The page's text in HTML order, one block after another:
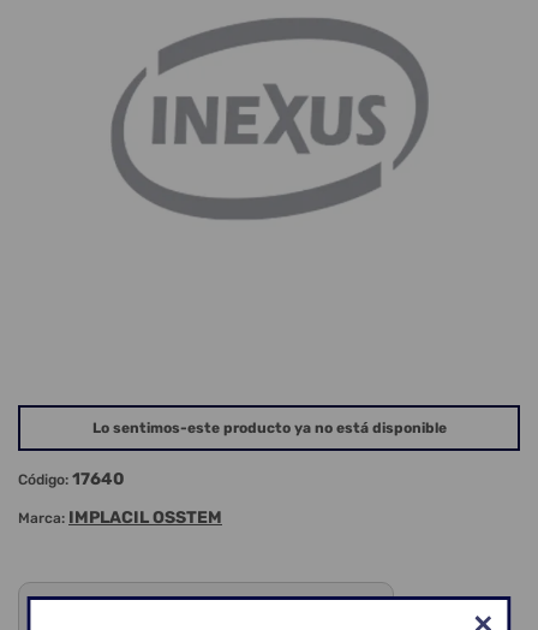
Lo sentimos-este producto ya no está disponible
Código: 17640
Marca: IMPLACIL OSSTEM